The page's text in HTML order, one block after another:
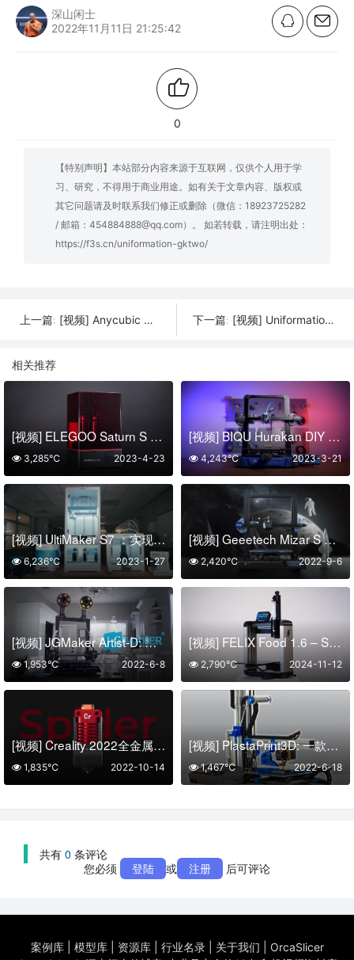
深山闲士
2022年11月11日 21:25:42
0
【特别声明】本站部分内容来源于互联网，仅供个人用于学
习、研究，不得用于商业用途。如有关于文章内容、版权或
其它问题请及时联系我们修正或删除（微信：18923725282
/ 邮箱：454884888@qq.com）。 如若转载，请注明出处：
https://f3s.cn/uniformation-gktwo/
上一篇: [视频] Anycubic 的 LightTurbo 2.0 光源方案 下一篇: [视频] Uniformation GKone 10.1” 5K 光固化3D打印机
相关推荐
[视频] ELEGOO Saturn S 9.1寸4K 单色LCD光固化3D打印机
2023-4-23
3,285℃
[视频] BIQU Hurakan DIY 3D Printer 一款高性价比的3D打印机
2023-3-21
4,243℃
[视频] UltiMaker S7 ：实现打印成功的新水平
2023-1-27
6,236℃
[视频] Geeetech Mizar S 一款具有双调平系统的3D打印机
2022-9-6
2,420℃
[视频] JGMaker Artist-D: 独立双挤出3D打印机
2022-6-8
1,953℃
[视频] FELIX Food 1.6 – Single Head 食品3D打印机
2024-11-12
2,790℃
[视频] Creality 2022全金属高温热端套件：蜘蛛 高达 300℃
2022-10-14
1,835℃
[视频] PlastaPrint3D: 一款专业、精确、强大且易于使用的3D打印机
2022-6-18
1,467℃
共有 0 条评论
您必须 登陆 或 注册 后可评论
案例库| 模型库| 资源库| 行业名录| 关于我们
OrcaSlicer